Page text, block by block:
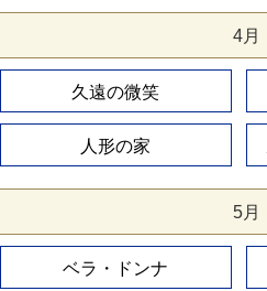
4月
久遠の微笑
人形の家
5月
ベラ・ドンナ